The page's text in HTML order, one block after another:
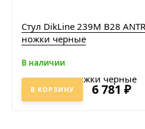
Стул DikLine 239М B28
ножки черные
В наличии
В КОРЗИНУ 6 781 ₽